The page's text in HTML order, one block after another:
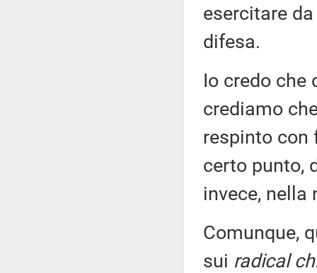
esercitare
difesa.
Io credo che
crediamo
respinto con
certo punto,
invece,
Comunque,
sui radical